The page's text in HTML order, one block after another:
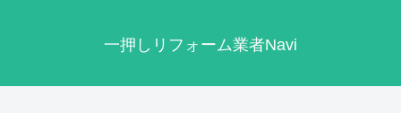
一押しリフォーム業者Navi